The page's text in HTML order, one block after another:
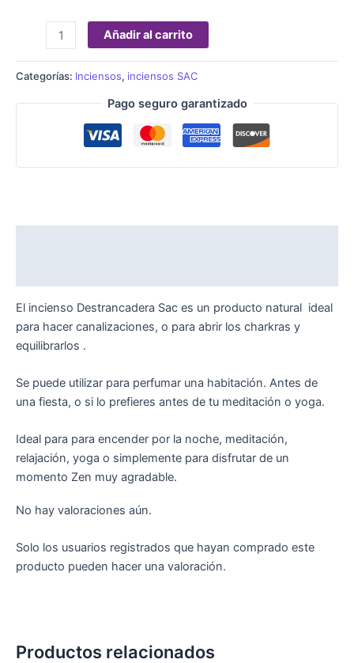
Añadir al carrito
Categorías: Inciensos, inciensos SAC
Pago seguro garantizado
El incienso Destrancadera Sac es un producto natural ideal
para hacer canalizaciones, o para abrir los charkras y
equilibrarlos .
Se puede utilizar para perfumar una habitación. Antes de
una fiesta, o si lo prefieres antes de tu meditación o yoga.
Ideal para para encender por la noche, meditación,
relajación, yoga o simplemente para disfrutar de un
momento Zen muy agradable.
No hay valoraciones aún.
Solo los usuarios registrados que hayan comprado este
producto pueden hacer una valoración.
Productos relacionados